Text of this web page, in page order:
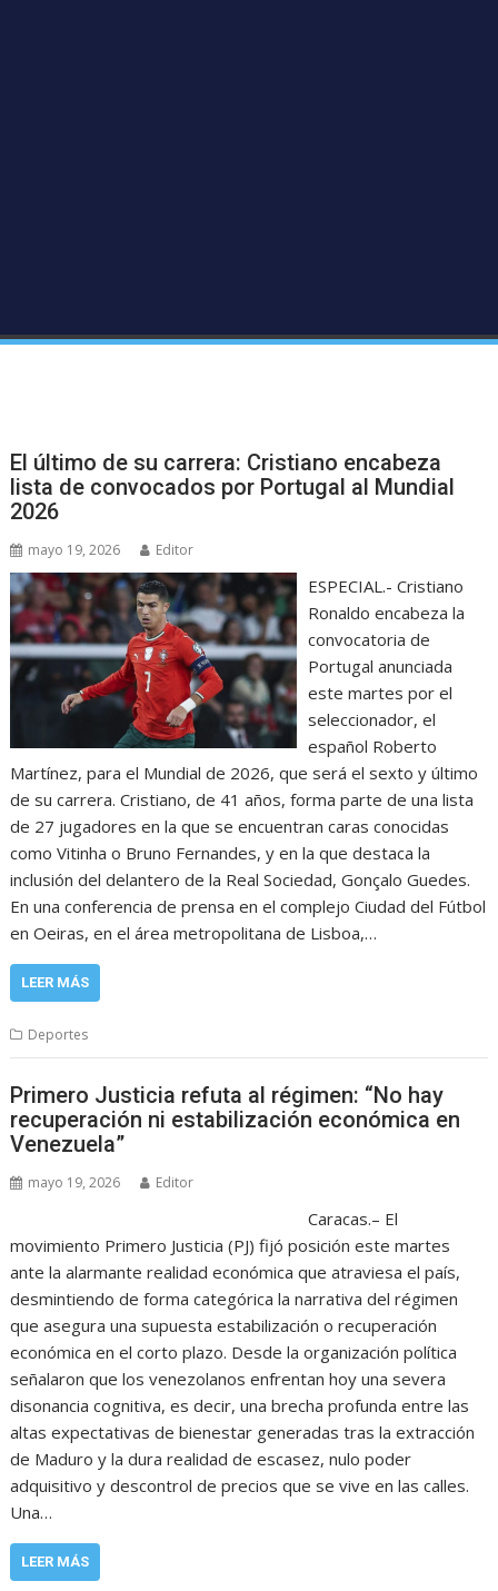
El último de su carrera: Cristiano encabeza
lista de convocados por Portugal al Mundial
2026
mayo 19, 2026 Editor
ESPECIAL.- Cristiano
Ronaldo encabeza la
convocatoria de
Portugal anunciada
este martes por el
seleccionador, el
español Roberto
Martínez, para el Mundial de 2026, que será el sexto y último
de su carrera. Cristiano, de 41 años, forma parte de una lista
de 27 jugadores en la que se encuentran caras conocidas
como Vitinha o Bruno Fernandes, y en la que destaca la
inclusión del delantero de la Real Sociedad, Gonçalo Guedes.
En una conferencia de prensa en el complejo Ciudad del Fútbol
en Oeiras, en el área metropolitana de Lisboa,…
LEER MÁS
Deportes
Primero Justicia refuta al régimen: “No hay
recuperación ni estabilización económica en
Venezuela”
mayo 19, 2026 Editor
Caracas.– El
movimiento Primero Justicia (PJ) fijó posición este martes
ante la alarmante realidad económica que atraviesa el país,
desmintiendo de forma categórica la narrativa del régimen
que asegura una supuesta estabilización o recuperación
económica en el corto plazo. Desde la organización política
señalaron que los venezolanos enfrentan hoy una severa
disonancia cognitiva, es decir, una brecha profunda entre las
altas expectativas de bienestar generadas tras la extracción
de Maduro y la dura realidad de escasez, nulo poder
adquisitivo y descontrol de precios que se vive en las calles.
Una…
LEER MÁS